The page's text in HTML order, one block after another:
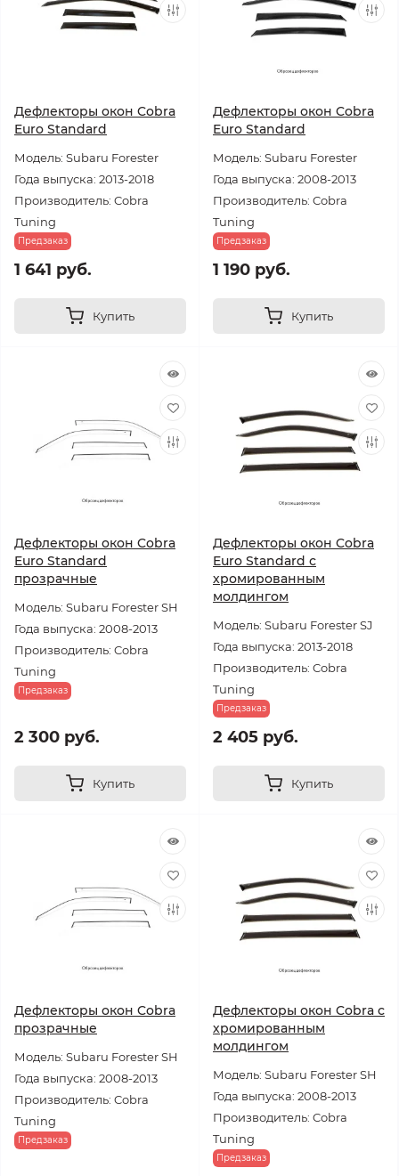
Дефлекторы окон Cobra
Euro Standard
Модель: Subaru Forester
Года выпуска: 2013-2018
Производитель: Cobra
Tuning
Предзаказ
1 641 руб.
Купить
Дефлекторы окон Cobra
Euro Standard
Модель: Subaru Forester
Года выпуска: 2008-2013
Производитель: Cobra
Tuning
Предзаказ
1 190 руб.
Купить
Дефлекторы окон Cobra
Euro Standard
прозрачные
Модель: Subaru Forester SH
Года выпуска: 2008-2013
Производитель: Cobra
Tuning
Предзаказ
2 300 руб.
Купить
Дефлекторы окон Cobra
Euro Standard с
хромированным
молдингом
Модель: Subaru Forester SJ
Года выпуска: 2013-2018
Производитель: Cobra
Tuning
Предзаказ
2 405 руб.
Купить
Дефлекторы окон Cobra
прозрачные
Модель: Subaru Forester SH
Года выпуска: 2008-2013
Производитель: Cobra
Tuning
Предзаказ
Дефлекторы окон Cobra с
хромированным
молдингом
Модель: Subaru Forester SH
Года выпуска: 2008-2013
Производитель: Cobra
Tuning
Предзаказ